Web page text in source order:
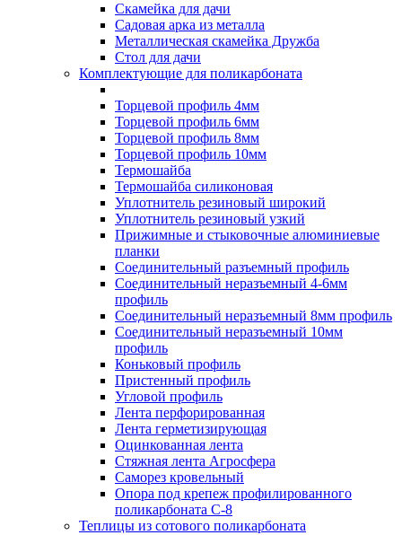
Скамейка для дачи
Садовая арка из металла
Металлическая скамейка Дружба
Стол для дачи
Комплектующие для поликарбоната
Торцевой профиль 4мм
Торцевой профиль 6мм
Торцевой профиль 8мм
Торцевой профиль 10мм
Термошайба
Термошайба силиконовая
Уплотнитель резиновый широкий
Уплотнитель резиновый узкий
Прижимные и стыковочные алюминиевые
планки
Соединительный разъемный профиль
Соединительный неразъемный 4-6мм
профиль
Соединительный неразъемный 8мм профиль
Соединительный неразъемный 10мм
профиль
Коньковый профиль
Пристенный профиль
Угловой профиль
Лента перфорированная
Лента герметизирующая
Оцинкованная лента
Стяжная лента Агросфера
Саморез кровельный
Опора под крепеж профилированного
поликарбоната С-8
Теплицы из сотового поликарбоната